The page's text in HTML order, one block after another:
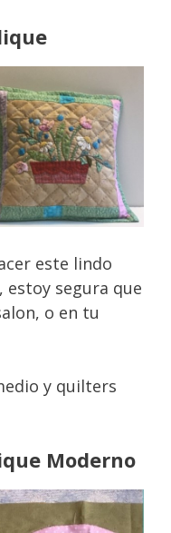
este lindo
, estoy segura que
o en tu
y quilters
Moderno